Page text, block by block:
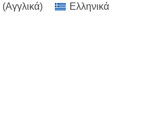
(Αγγλικά) Ελληνικά